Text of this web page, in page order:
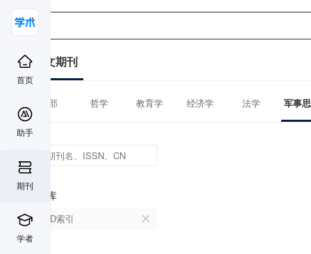
首页
助手
期刊
学者
中文期刊
全部 哲学 教育学 经济学 法学 军事
数据库
CSCD索引